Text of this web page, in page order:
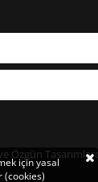
Özgün
için yasal
(cookies)